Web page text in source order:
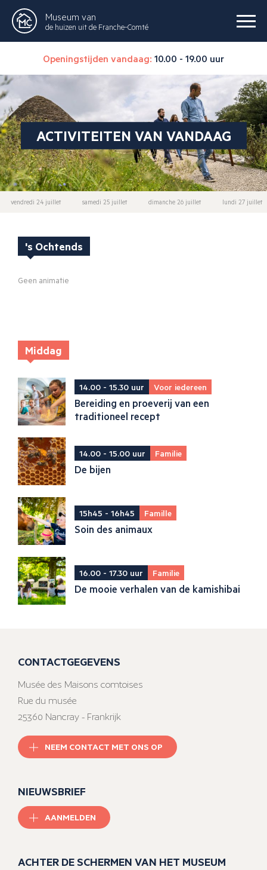
Museum van
de huizen uit de Franche-Comté
Openingstijden vandaag: 10.00 - 19.00 uur
ACTIVITEITEN VAN VANDAAG
vendredi 24 juillet samedi 25 juillet dimanche 26 juillet lundi 27 juillet
's Ochtends
Geen animatie
Middag
14.00 - 15.30 uur Voor iedereen
Bereiding en proeverij van een
traditioneel recept
14.00 - 15.00 uur Familie
De bijen
15h45 - 16h45 Famille
Soin des animaux
16.00 - 17.30 uur Familie
De mooie verhalen van de kamishibai
CONTACTGEGEVENS
Musée des Maisons comtoises
Rue du musée
25360 Nancray - Frankrijk
NEEM CONTACT MET ONS OP
NIEUWSBRIEF
AANMELDEN
ACHTER DE SCHERMEN VAN HET MUSEUM